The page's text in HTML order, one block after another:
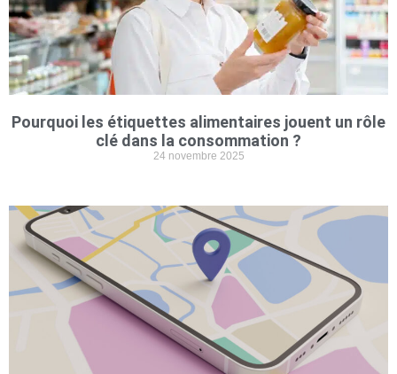
Pourquoi les étiquettes alimentaires jouent un rôle
clé dans la consommation ?
24 novembre 2025